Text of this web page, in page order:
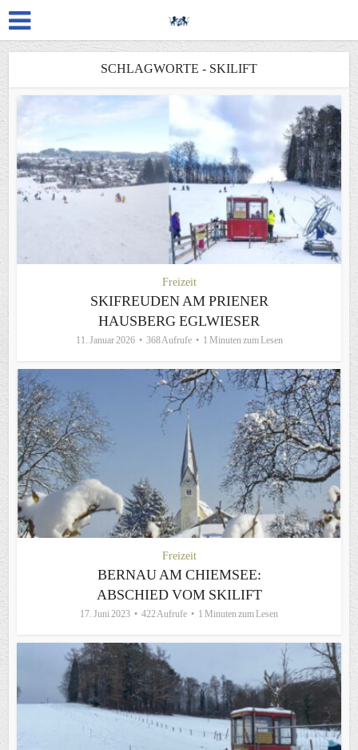
SCHLAGWORTE - SKILIFT
Freizeit
SKIFREUDEN AM PRIENER
HAUSBERG EGLWIESER
11. Januar 2026 368 Aufrufe 1 Minuten zum Lesen
Freizeit
BERNAU AM CHIEMSEE:
ABSCHIED VOM SKILIFT
17. Juni 2023 422 Aufrufe 1 Minuten zum Lesen